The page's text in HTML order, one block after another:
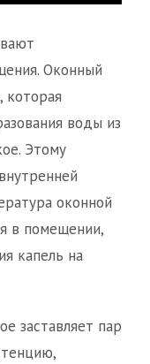
Оконный
которая
воды из
Этому
оконной
в помещении,
капель на
заставляет пар